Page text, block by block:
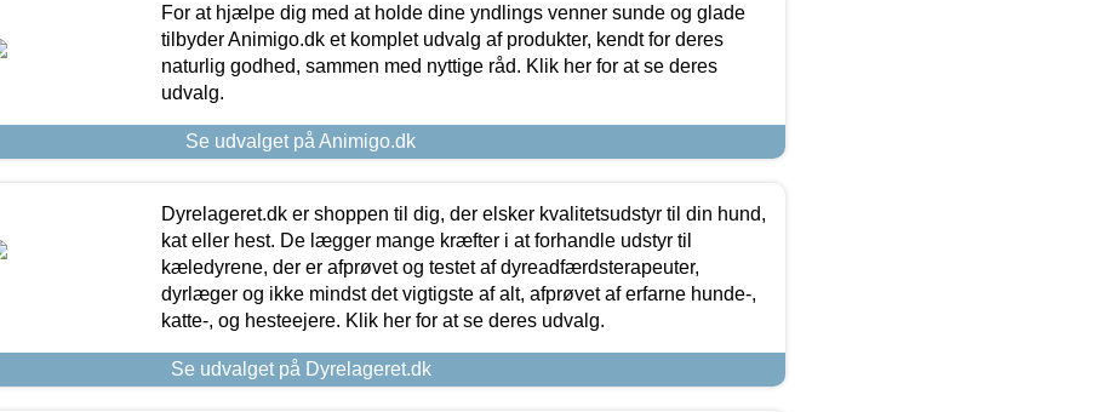
For at hjælpe dig med at holde dine yndlings venner sunde og glade
tilbyder Animigo.dk et komplet udvalg af produkter, kendt for deres
naturlig godhed, sammen med nyttige råd. Klik her for at se deres
udvalg.
Se udvalget på Animigo.dk
Dyrelageret.dk er shoppen til dig, der elsker kvalitetsudstyr til din hund,
kat eller hest. De lægger mange kræfter i at forhandle udstyr til
kæledyrene, der er afprøvet og testet af dyreadfærdsterapeuter,
dyrlæger og ikke mindst det vigtigste af alt, afprøvet af erfarne hunde-,
katte-, og hesteejere. Klik her for at se deres udvalg.
Se udvalget på Dyrelageret.dk